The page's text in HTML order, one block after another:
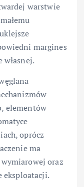
warstwie
margines
własnej.
elementów
oprócz
ma
oraz
eksploatacji.